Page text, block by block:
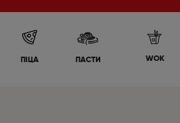
ПІЦА ПАСТИ WOK